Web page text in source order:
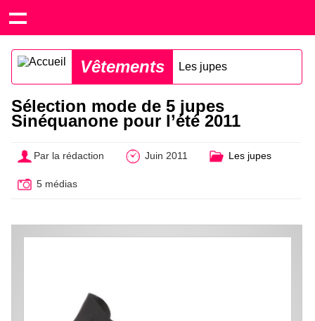
Vêtements Les jupes
Sélection mode de 5 jupes
Sinéquanone pour l’été 2011
Par la rédaction Juin 2011 Les jupes
5 médias